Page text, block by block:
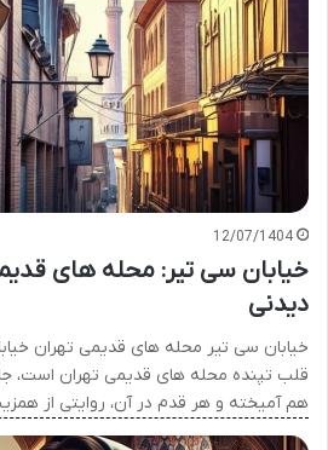
12/07/1404
خیابان سی تیر: محله های
دیدنی
خیابان سی تیر محله های قدیمی تهران
قلب تپنده محله های قدیمی تهران است،
هم آمیخته و هر قدم در آن، روایتی از